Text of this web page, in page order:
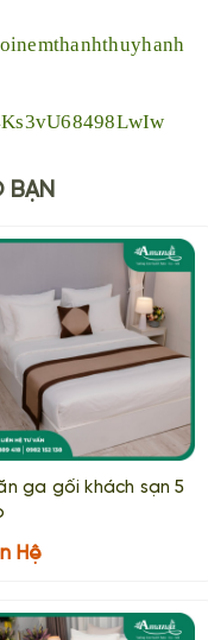
BẠN
ga gối khách sạn 5
Hệ